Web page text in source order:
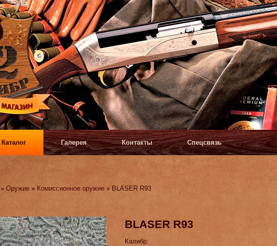
Каталог Галерея Контакты Спецсвязь
»Оружие » Комиссионное оружие » BLASER R93
BLASER R93
Калибр: